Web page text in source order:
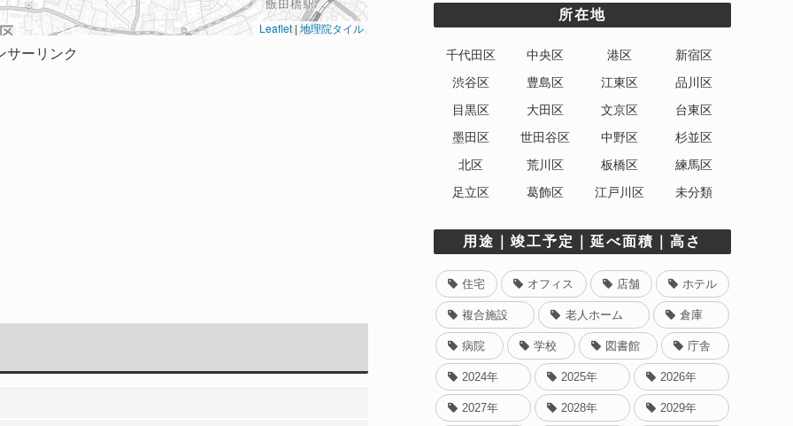
Leaflet | 地理院タイル
サーリンク
所在地
千代田区 中央区 港区
新宿区
渋谷区
豊島区 江東区
品川区
目黒区
大田区 文京区
台東区
墨田区
世田谷区 中野区
杉並区
北区
荒川区 板橋区
練馬区
足立区
葛飾区 江戸川区 未分類
用途｜竣工予定｜延べ面積｜高さ
住宅 オフィス 店舗 ホテル
複合施設 老人ホーム 倉庫
病院 学校 図書館 庁舎
2024年 2025年 2026年
2027年 2028年 2029年